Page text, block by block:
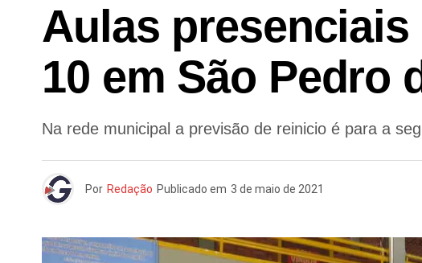
Aulas
10 em São Pedro
Na rede municipal a previsão de reinicio é para a
Por Redação Publicado em 3 de maio de 2021